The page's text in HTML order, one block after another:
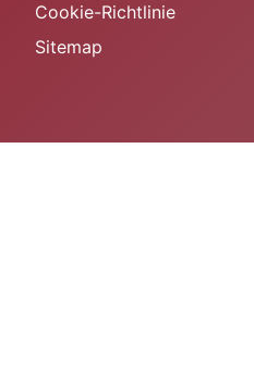
Cookie-Richtlinie
Sitemap